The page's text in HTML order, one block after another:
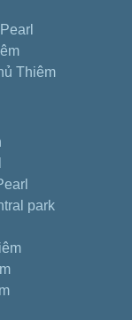
Thiêm
park